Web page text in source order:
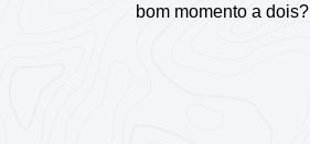
bom momento a dois?